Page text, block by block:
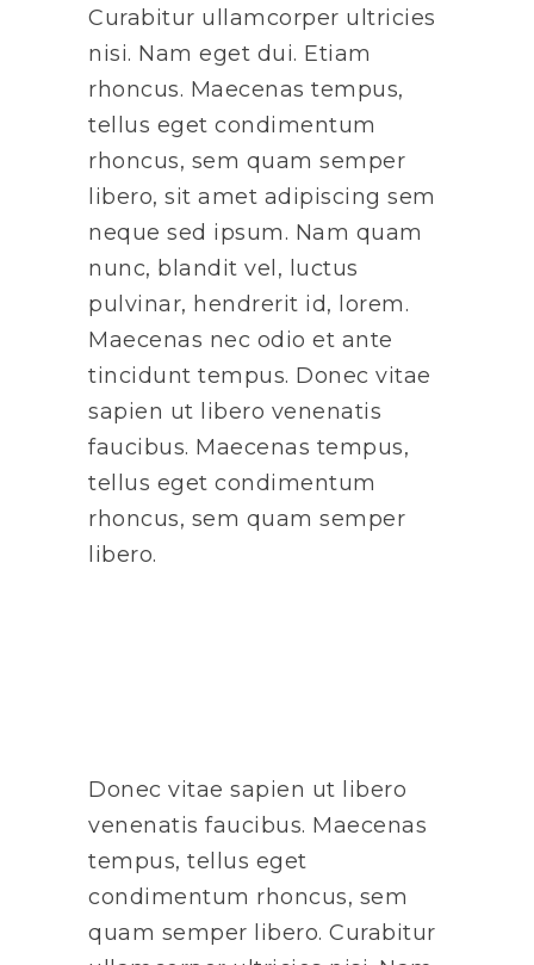
Curabitur ullamcorper ultricies
nisi. Nam eget dui. Etiam
rhoncus. Maecenas tempus,
tellus eget condimentum
rhoncus, sem quam semper
libero, sit amet adipiscing sem
neque sed ipsum. Nam quam
nunc, blandit vel, luctus
pulvinar, hendrerit id, lorem.
Maecenas nec odio et ante
tincidunt tempus. Donec vitae
sapien ut libero venenatis
faucibus. Maecenas tempus,
tellus eget condimentum
rhoncus, sem quam semper
libero.
Donec vitae sapien ut libero
venenatis faucibus. Maecenas
tempus, tellus eget
condimentum rhoncus, sem
quam semper libero. Curabitur